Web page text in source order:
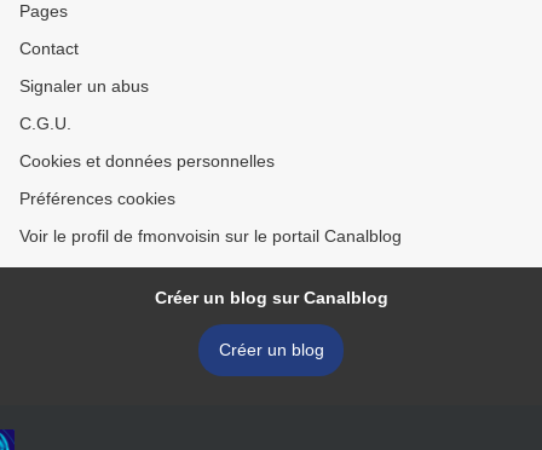
Pages
Contact
Signaler un abus
C.G.U.
Cookies et données personnelles
Préférences cookies
Voir le profil de fmonvoisin sur le portail Canalblog
Créer un blog sur Canalblog
Créer un blog